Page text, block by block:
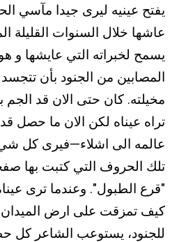
يفتح عينيه ليرى جيدا مآسي
عاشها خلال السنوات القليلة
يسمح لخبراته التي عايشها و
المصابين من الجنود بأن
مخيلته. كان حتى الان قد الجم
تراه عيناه لكن الان ما حصل قد
عالمه الى اشلاء—فيرى كل
تلك الحروف التي كتبت بها
"قرع الطبول". وعندما ترى
كيف تمزقت على ارض الميدان و
للجنود، يستوعب الشاعر كل